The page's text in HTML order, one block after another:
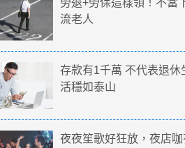
勞退+勞保這樣領！不當
流老人
存款有1千萬 不代表退休
活穩如泰山
夜夜笙歌好狂放，夜店咖